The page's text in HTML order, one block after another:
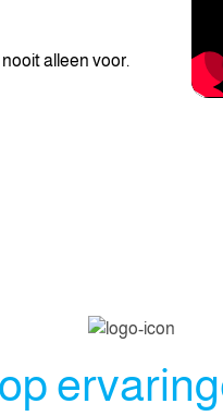
alleen voor.